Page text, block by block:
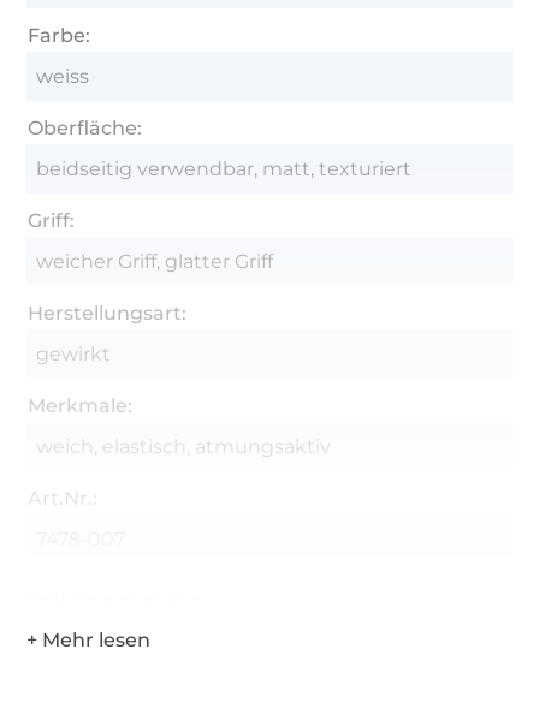
Farbe:
weiss
Oberfläche:
beidseitig verwendbar, matt, texturiert
Griff:
weicher Griff, glatter Griff
Herstellungsart:
gewirkt
Merkmale:
weich, elastisch, atmungsaktiv
Art.Nr.: